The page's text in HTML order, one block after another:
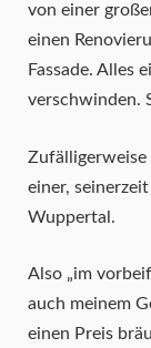
von einer
einen
Fassade. Alles
verschwinden.
Zufälligerweise
einer,
Wuppertal.
Also „im
auch meinem
einen Preis